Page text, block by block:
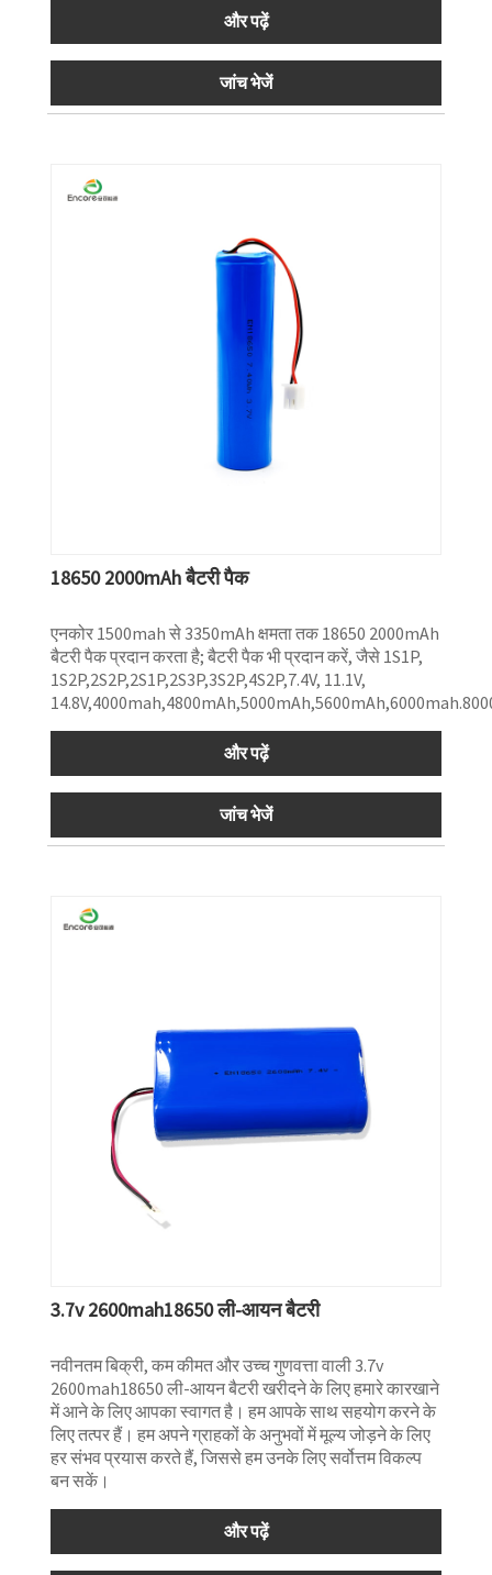
और पढ़ें
जांच भेजें
18650 2000mAh बैटरी पैक
एनकोर 1500mah से 3350mAh क्षमता तक 18650 2000mAh
बैटरी पैक प्रदान करता है; बैटरी पैक भी प्रदान करें, जैसे 1S1P,
1S2P,2S2P,2S1P,2S3P,3S2P,4S2P,7.4V, 11.1V,
और पढ़ें
जांच भेजें
3.7v 2600mah18650 ली-आयन बैटरी
नवीनतम बिक्री, कम कीमत और उच्च गुणवत्ता वाली 3.7v
2600mah18650 ली-आयन बैटरी खरीदने के लिए हमारे कारखाने
में आने के लिए आपका स्वागत है। हम आपके साथ सहयोग करने के
लिए तत्पर हैं। हम अपने ग्राहकों के अनुभवों में मूल्य जोड़ने के लिए
हर संभव प्रयास करते हैं, जिससे हम उनके लिए सर्वोत्तम विकल्प
बन सकें।
और पढ़ें